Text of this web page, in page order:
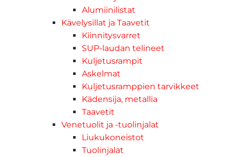
Alumiinilistat
Kävelysillat ja Taavetit
Kiinnitysvarret
SUP-laudan telineet
Kuljetusrampit
Askelmat
Kuljetusramppien tarvikkeet
Kädensija, metallia
Taavetit
Venetuolit ja -tuolinjalat
Liukukoneistot
Tuolinjalat